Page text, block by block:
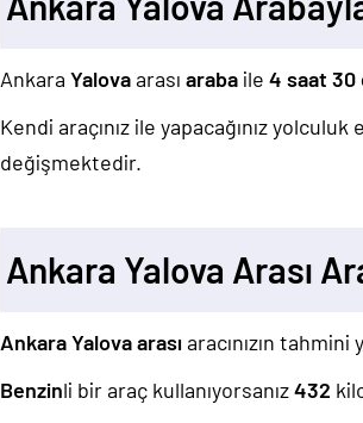
Ankara Yalovaarası araba ile 4 saat 30
Kendi araçınız ile yapacağınız
değişmektedir.
Ankara Yalova Arası
Ankara Yalova arasıaracınızın tahmini
Benzinli bir araç kullanıyorsanız432